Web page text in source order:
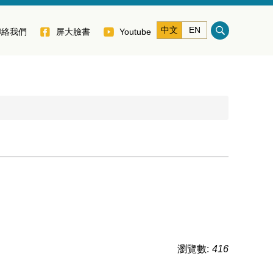
我們 屏大臉書 Youtube 中文 EN
瀏覽數: 416